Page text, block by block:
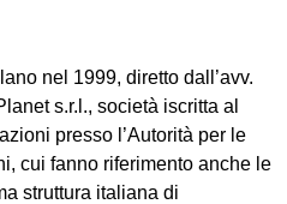
nel 1999, diretto dall’avv.
s.r.l., società iscritta al
presso l’Autorità per le
cui fanno riferimento anche le
struttura italiana di